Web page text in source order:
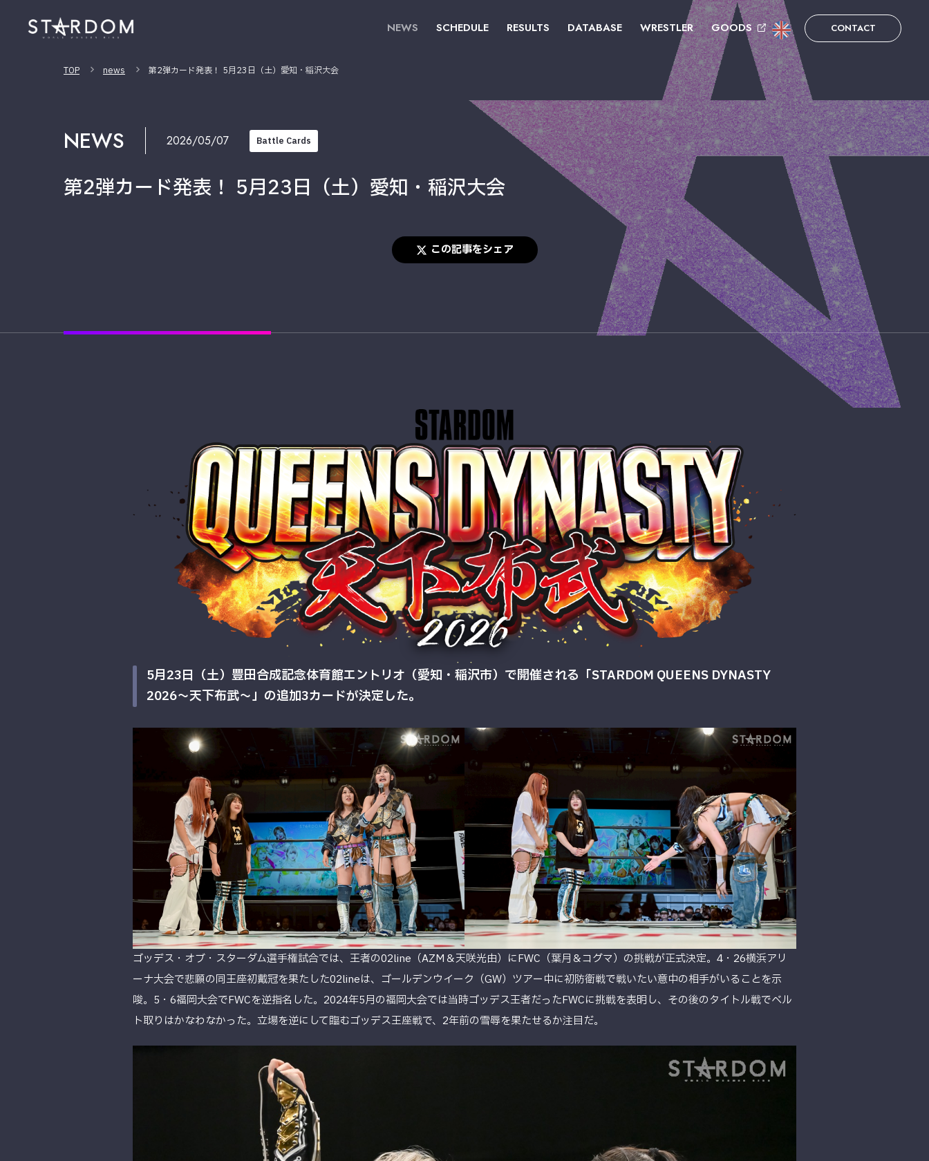
NEWS SCHEDULE RESULTS DATABASE WRESTLER GOODS CONTACT
TOP news 第2弾カード発表！ 5月23日（土）愛知・稲沢大会
NEWS 2026/05/07 Battle Cards
第2弾カード発表！ 5月23日（土）愛知・稲沢大会
この記事をシェア
5月23日（土）豊田合成記念体育館エントリオ（愛知・稲沢市）で開催される「STARDOM QUEENS DYNASTY
2026～天下布武～」の追加3カードが決定した。
ゴッデス・オブ・スターダム選手権試合では、王者の02line（AZM＆天咲光由）にFWC（葉月＆コグマ）の挑戦が正式決定。4・26横浜アリ
ーナ大会で悲願の同王座初戴冠を果たした02lineは、ゴールデンウイーク（GW）ツアー中に初防衛戦で戦いたい意中の相手がいることを示
唆。5・6福岡大会でFWCを逆指名した。2024年5月の福岡大会では当時ゴッデス王者だったFWCに挑戦を表明し、その後のタイトル戦でベル
ト取りはかなわなかった。立場を逆にして臨むゴッデス王座戦で、2年前の雪辱を果たせるか注目だ。